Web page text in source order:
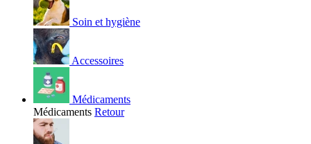
Soin et hygiène
Accessoires
Médicaments
Médicaments Retour